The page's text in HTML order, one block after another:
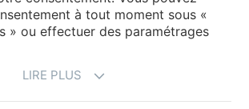
à tout moment sous «
» ou effectuer des paramétrages
LIRE PLUS